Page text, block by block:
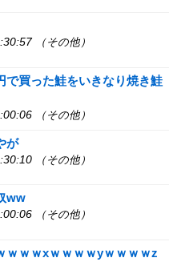
（その他）
で買った鮭をいきなり焼き鮭
（その他）
が
（その他）
ww
（その他）
ｗｗｗxｗｗｗｗyｗｗｗｗz